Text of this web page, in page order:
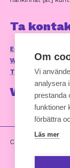
Ta
E-postservice
Webbplatsens
Copyright 2024
Om
Vi
analysera
prestanda
funktioner
förbättra
Läs mer